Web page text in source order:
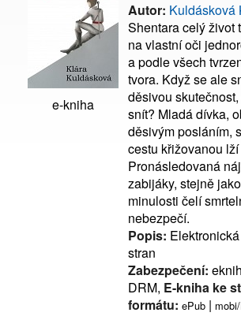
e-kniha
Autor: Kuldásková
Shentara celý život
na vlastní oči
a podle všech
tvora. Když se ale
děsivou
snít? Mladá dívka,
děsivým posláním,
cestu křižovanou
Pronásledovaná
zabijáky, stejně
minulosti čelí
nebezpečí.
Popis:
stran
Zabezpečení:
DRM, E-kniha ke
formátu: ePub |